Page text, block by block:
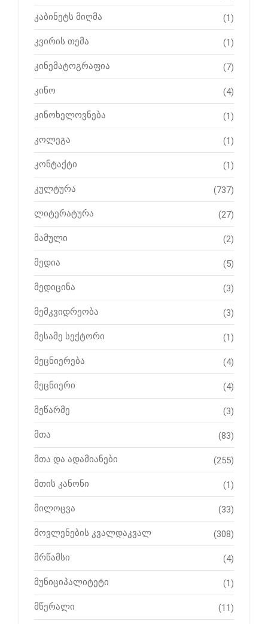
კაბინეტს მიღმა (1)
კვირის თემა (1)
კინემატოგრაფია (7)
კინო (4)
კინოხელოვნება (1)
კოლეგა (1)
კონტაქტი (1)
კულტურა (737)
ლიტერატურა (27)
მამული (2)
მედია (5)
მედიცინა (3)
მემკვიდრეობა (3)
მესამე სექტორი (1)
მეცნიერება (4)
მეცნიერი (4)
მეწარმე (3)
მთა (83)
მთა და ადამიანები (255)
მთის კანონი (1)
მილოცვა (33)
მოვლენების კვალდაკვალ (308)
მრწამსი (4)
მუნიციპალიტეტი (1)
მწერალი (11)